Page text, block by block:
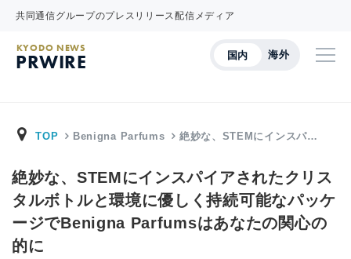
共同通信グループのプレスリリース配信メディア
国内 海外
KYODO NEWS
PRWIRE
TOP Benigna Parfums 絶妙な、STEMにインスパ…
絶妙な、STEMにインスパイアされたクリス
タルボトルと環境に優しく持続可能なパッケ
ージでBenigna Parfumsはあなたの関心の
的に